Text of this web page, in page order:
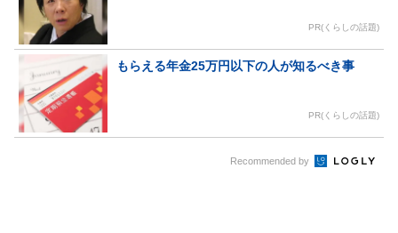
PR(くらしの話題)
もらえる年金25万円以下の人が知るべき事
PR(くらしの話題)
Recommended by